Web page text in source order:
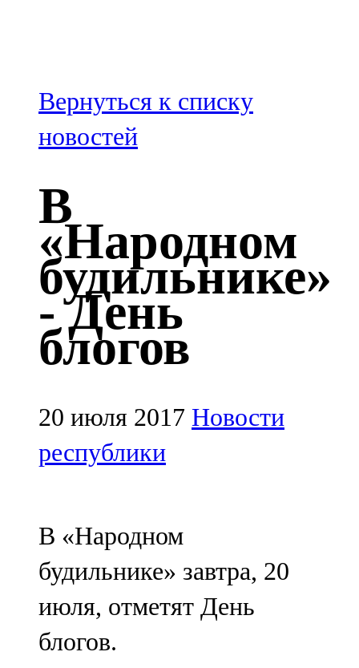
100,3 FM
Зәй
106,6 FM
Кадыбаш
105,2 FM
Казан
91,5 FM
Кайбыч
106,1 FM
Кама тамагы
71,51 FM
Кукмара
Лениногорский
102,1 FM
Мамадыш
106,2 FM
Вернуться к списку
новостей
В
«Народном
будильнике»
- День
блогов
20 июля 2017 Новости
республики
В «Народном
будильнике» завтра, 20
июля, отметят День
блогов.